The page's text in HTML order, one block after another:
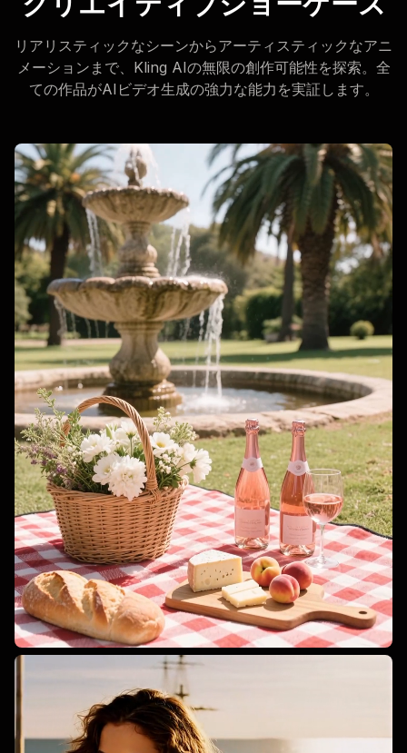
リアリスティックなシーンからアーティスティックなアニ
メーションまで、Kling AIの無限の創作可能性を探索。全
ての作品がAIビデオ生成の強力な能力を実証します。